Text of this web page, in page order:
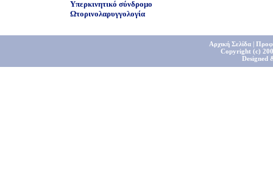
Υπερκινητικό σύνδρομο
Ωτορινολαρυγγολογία
Αρχική Σελίδα|
Copyright (c)
Designed